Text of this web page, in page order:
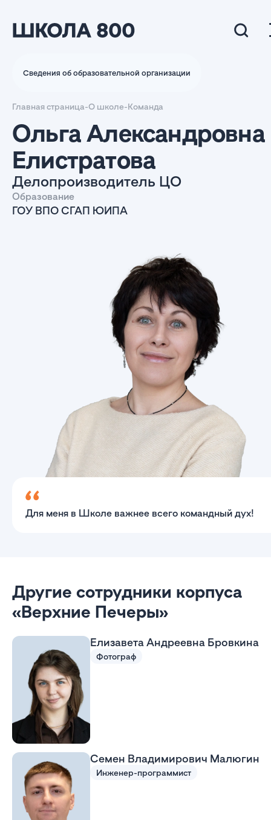
Сведения об образовательной организации
Главная страница-О школе-Команда
Ольга Александровна
Елистратова
Делопроизводитель ЦО
Образование
ГОУ ВПО СГАП ЮИПА
Для меня в Школе важнее всего командный дух!
Другие сотрудники корпуса
«Верхние Печеры»
Елизавета Андреевна Бровкина
Фотограф
Семен Владимирович Малюгин
Инженер-программист